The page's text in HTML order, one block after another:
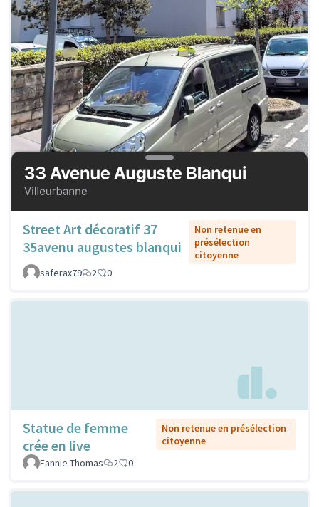
Street Art décoratif 37
35avenu augustes blanqui
Non retenue en
présélection
citoyenne
saferax79
2 0
Statue de femme
crée en live
Non retenue en présélection
citoyenne
Fannie Thomas
2 0